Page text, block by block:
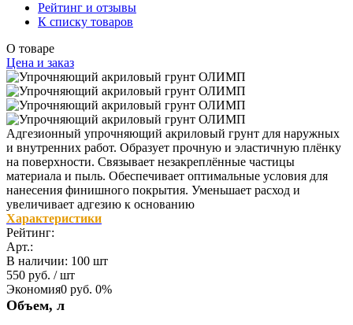
Рейтинг и отзывы
К списку товаров
О товаре
Цена и заказ
Адгезионный упрочняющий акриловый грунт для наружных
и внутренних работ. Образует прочную и эластичную плёнку
на поверхности. Связывает незакреплённые частицы
материала и пыль. Обеспечивает опти­мальные условия для
нанесения финишного покрытия. Уменьшает расход и
увеличивает ­адгезию к основанию
Характеристики
Рейтинг:
Арт.:
В наличии: 100 шт
550 руб. / шт
Экономия0 руб. 0%
Объем, л